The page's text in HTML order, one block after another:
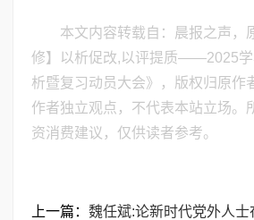
本文内容转载自：晨报之声，
修】以析促改,以评提质——2025学
析暨复习动员大会》，版权归原作
作者独立观点，不代表本站立场。
资消费建议，仅供读者参考。
上一篇： 魏任斌:论新时代党外人